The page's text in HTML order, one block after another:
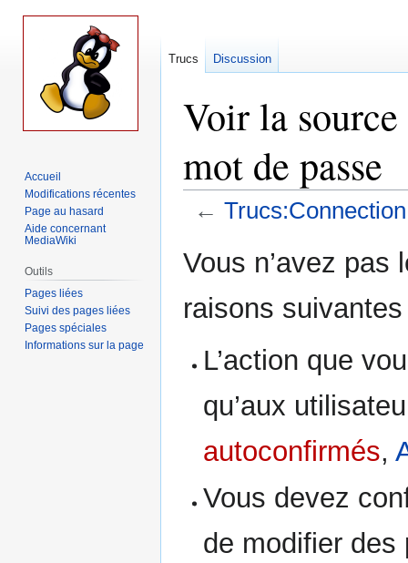
Voir la
mot de passe
←
à
navigation
à
recherche
Vous n’avez pas
raisons suivantes
L’action que
qu’aux
autoconfirmés,
Vous devez
de modifier des
Trucs Discussion
Accueil
Modifications récentes
Page au hasard
Aide concernant
MediaWiki
Outils
Pages liées
Suivi des pages liées
Pages spéciales
Informations sur la page